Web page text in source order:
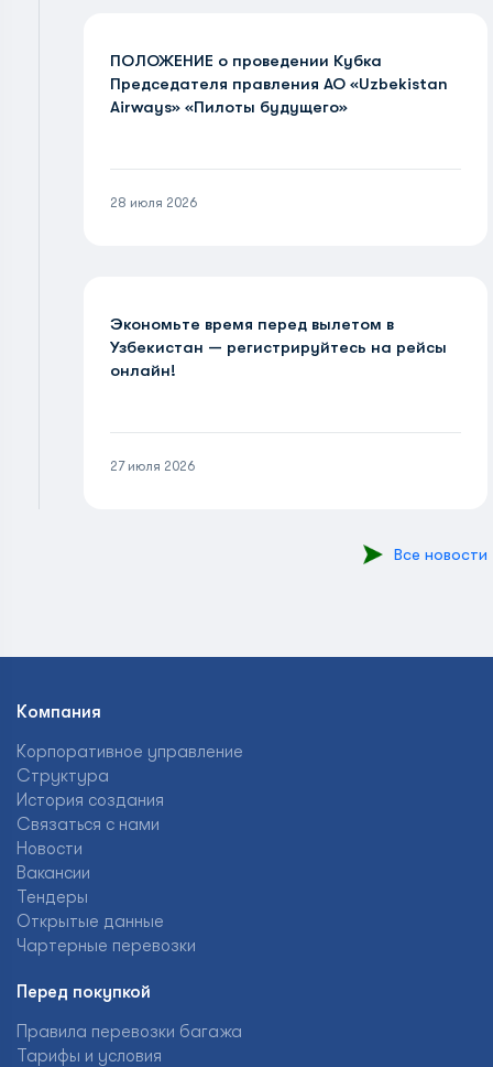
ПОЛОЖЕНИЕ о проведении Кубка
Председателя правления АО «Uzbekistan
Airways» «Пилоты будущего»
28 июля 2026
Экономьте время перед вылетом в
Узбекистан — регистрируйтесь на рейсы
онлайн!
27 июля 2026
Все новости
Компания
Корпоративное управление
Структура
История создания
Связаться с нами
Новости
Вакансии
Тендеры
Открытые данные
Чартерные перевозки
Перед покупкой
Правила перевозки багажа
Тарифы и условия